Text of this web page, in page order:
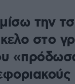
την
στο